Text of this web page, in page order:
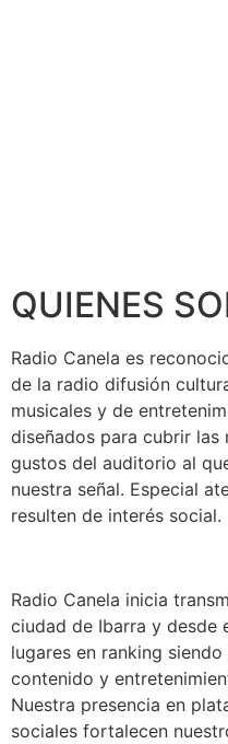
QUIENES
Radio Canela es
de la radio difusión
musicales y de
diseñados para cubrir las
gustos del auditorio al
nuestra señal. Especial
resulten de interés social.
Radio Canela inicia
ciudad de Ibarra y desde
lugares en ranking
contenido y
Nuestra presencia en
sociales fortalecen